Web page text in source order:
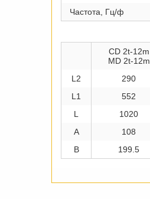
Частота, Гц/ф
CD 2t-12m
MD 2t-12m
L2
290
L1
552
L
1020
A
108
B
199.5